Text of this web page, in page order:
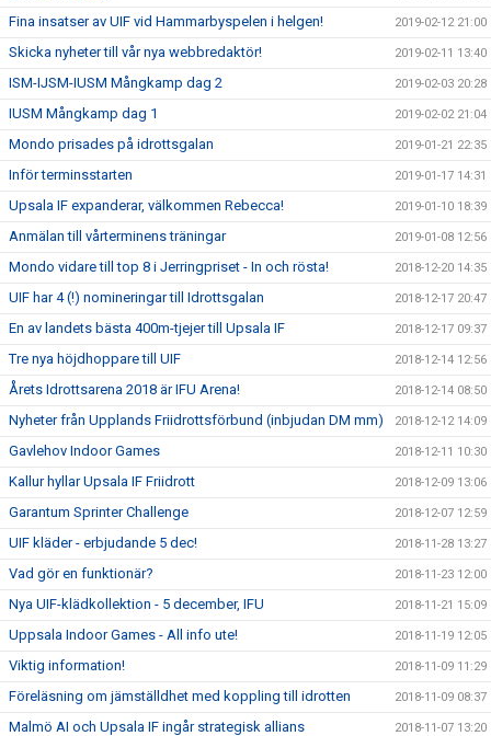
Fina insatser av UIF vid Hammarbyspelen i helgen! 2019-02-12 21:00
Skicka nyheter till vår nya webbredaktör! 2019-02-11 13:40
ISM-IJSM-IUSM Mångkamp dag 2 2019-02-03 20:28
IUSM Mångkamp dag 1 2019-02-02 21:04
Mondo prisades på idrottsgalan 2019-01-21 22:35
Inför terminsstarten 2019-01-17 14:31
Upsala IF expanderar, välkommen Rebecca! 2019-01-10 18:39
Anmälan till vårterminens träningar 2019-01-08 12:56
Mondo vidare till top 8 i Jerringpriset - In och rösta! 2018-12-20 14:35
UIF har 4 (!) nomineringar till Idrottsgalan 2018-12-17 20:47
En av landets bästa 400m-tjejer till Upsala IF 2018-12-17 09:37
Tre nya höjdhoppare till UIF 2018-12-14 12:56
Årets Idrottsarena 2018 är IFU Arena! 2018-12-14 08:50
Nyheter från Upplands Friidrottsförbund (inbjudan DM mm) 2018-12-12 14:09
Gavlehov Indoor Games 2018-12-11 10:30
Kallur hyllar Upsala IF Friidrott 2018-12-09 13:06
Garantum Sprinter Challenge 2018-12-07 12:59
UIF kläder - erbjudande 5 dec! 2018-11-28 13:27
Vad gör en funktionär? 2018-11-23 12:00
Nya UIF-klädkollektion - 5 december, IFU 2018-11-21 15:09
Uppsala Indoor Games - All info ute! 2018-11-19 12:05
Viktig information! 2018-11-09 11:29
Föreläsning om jämställdhet med koppling till idrotten 2018-11-09 08:37
Malmö AI och Upsala IF ingår strategisk allians 2018-11-07 13:20